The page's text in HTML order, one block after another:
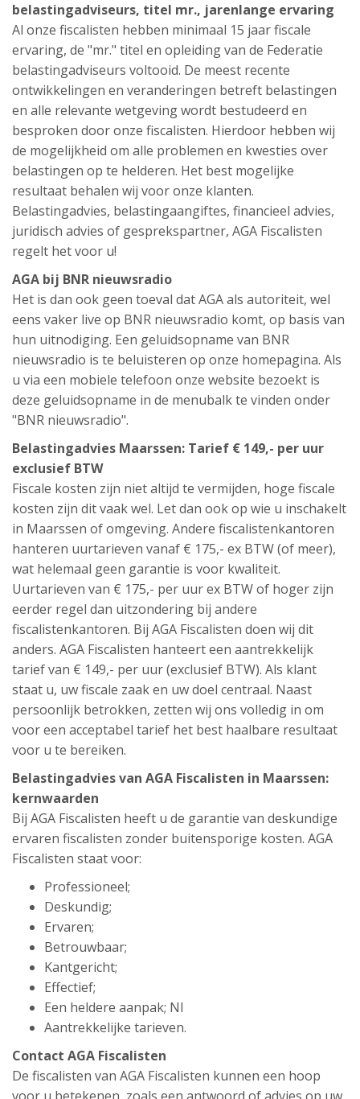
belastingadviseurs, titel mr., jarenlange ervaring
Al onze fiscalisten hebben minimaal 15 jaar fiscale
ervaring, de "mr." titel en opleiding van de Federatie
belastingadviseurs voltooid. De meest recente
ontwikkelingen en veranderingen betreft belastingen
en alle relevante wetgeving wordt bestudeerd en
besproken door onze fiscalisten. Hierdoor hebben wij
de mogelijkheid om alle problemen en kwesties over
belastingen op te helderen. Het best mogelijke
resultaat behalen wij voor onze klanten.
Belastingadvies, belastingaangiftes, financieel advies,
juridisch advies of gesprekspartner, AGA Fiscalisten
regelt het voor u!
AGA bij BNR nieuwsradio
Het is dan ook geen toeval dat AGA als autoriteit, wel
eens vaker live op BNR nieuwsradio komt, op basis van
hun uitnodiging. Een geluidsopname van BNR
nieuwsradio is te beluisteren op onze homepagina. Als
u via een mobiele telefoon onze website bezoekt is
deze geluidsopname in de menubalk te vinden onder
"BNR nieuwsradio".
Belastingadvies Maarssen: Tarief € 149,- per uur
exclusief BTW
Fiscale kosten zijn niet altijd te vermijden, hoge fiscale
kosten zijn dit vaak wel. Let dan ook op wie u inschakelt
in Maarssen of omgeving. Andere fiscalistenkantoren
hanteren uurtarieven vanaf € 175,- ex BTW (of meer),
wat helemaal geen garantie is voor kwaliteit.
Uurtarieven van € 175,- per uur ex BTW of hoger zijn
eerder regel dan uitzondering bij andere
fiscalistenkantoren. Bij AGA Fiscalisten doen wij dit
anders. AGA Fiscalisten hanteert een aantrekkelijk
tarief van € 149,- per uur (exclusief BTW). Als klant
staat u, uw fiscale zaak en uw doel centraal. Naast
persoonlijk betrokken, zetten wij ons volledig in om
voor een acceptabel tarief het best haalbare resultaat
voor u te bereiken.
Belastingadvies van AGA Fiscalisten in Maarssen:
kernwaarden
Bij AGA Fiscalisten heeft u de garantie van deskundige
ervaren fiscalisten zonder buitensporige kosten. AGA
Fiscalisten staat voor:
Professioneel;
Deskundig;
Ervaren;
Betrouwbaar;
Kantgericht;
Effectief;
Een heldere aanpak; Nl
Aantrekkelijke tarieven.
Contact AGA Fiscalisten
De fiscalisten van AGA Fiscalisten kunnen een hoop